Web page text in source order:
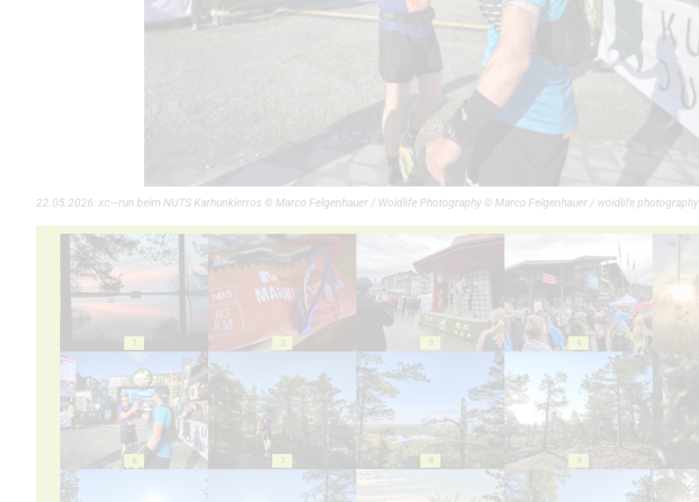
22.05.2026: xc—run beim NUTS Karhunkierros © Marco Felgenhauer / Woidlife Photography © Marco Felgenhauer / woidlife photography
1 2 3 4
6 7 8 9